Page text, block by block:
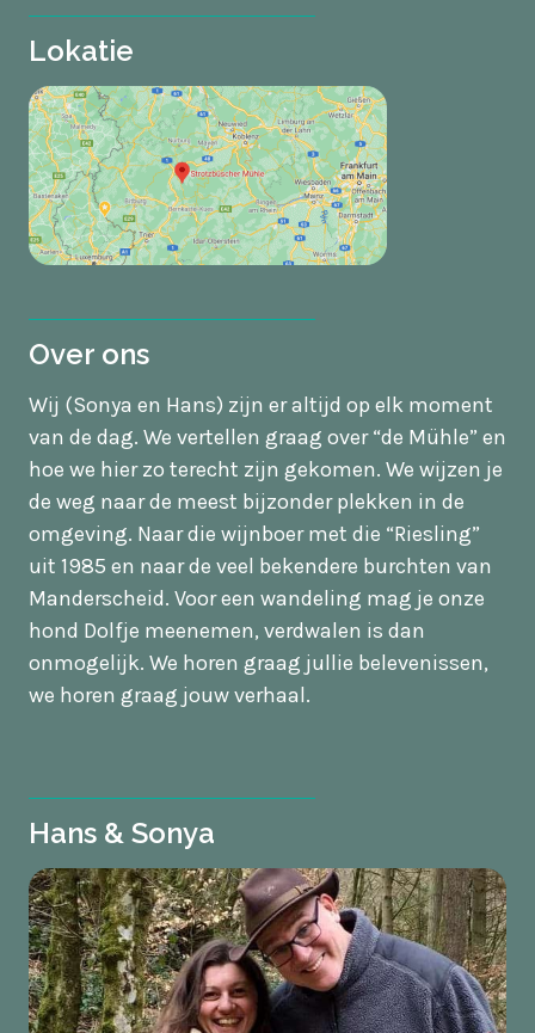
Lokatie
Over ons
Wij (Sonya en Hans) zijn er altijd op elk moment
van de dag. We vertellen graag over “de Mühle” en
hoe we hier zo terecht zijn gekomen. We wijzen je
de weg naar de meest bijzonder plekken in de
omgeving. Naar die wijnboer met die “Riesling”
uit 1985 en naar de veel bekendere burchten van
Manderscheid. Voor een wandeling mag je onze
hond Dolfje meenemen, verdwalen is dan
onmogelijk. We horen graag jullie belevenissen,
we horen graag jouw verhaal.
Hans & Sonya